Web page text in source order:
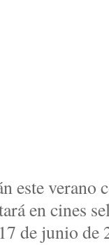
este verano
en cines
de junio de